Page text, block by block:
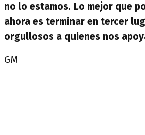
no lo estamos. Lo mejor que
ahora es terminar en tercer
orgullosos a quienes nos
GM